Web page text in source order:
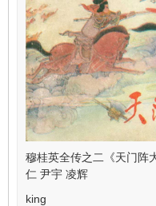
穆桂英全传之二《天门阵
仁 尹宇 凌辉
king